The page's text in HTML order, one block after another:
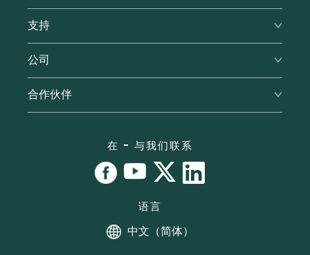
军人优惠
我被黑客攻击了吗？
Mac
iOS
Android
安全
评价
RoboForm vs. LastPass
RoboForm vs. Dashlane
支持
帮助中心
提交工单
用户手册
公司
关于我们
合作伙伴
在 - 与我们联系
语言
中文（简体）